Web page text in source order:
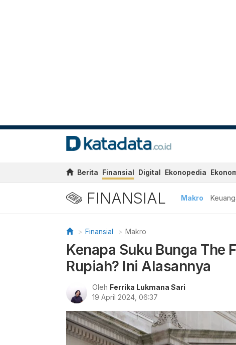
Berita Finansial Digital Ekonopedia
FINANSIAL Makro
Finansial Makro
Kenapa Suku Bunga The
Rupiah? Ini Alasannya
Oleh Ferrika Lukmana Sari
19 April 2024, 06:37